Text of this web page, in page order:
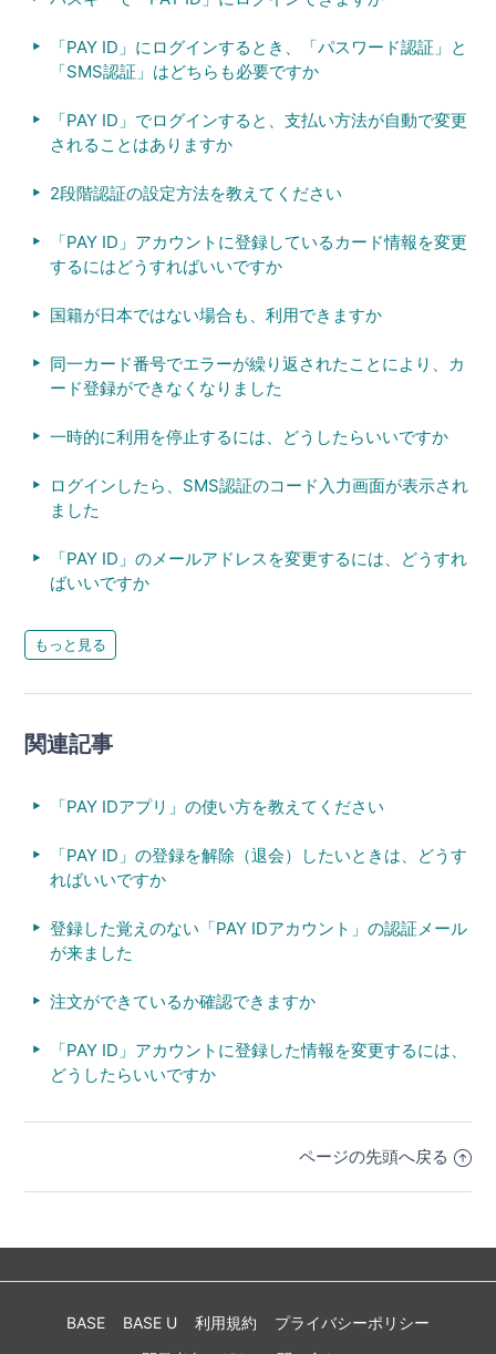
「PAY ID」にログインするとき、「パスワード認証」と
「SMS認証」はどちらも必要ですか
「PAY ID」でログインすると、支払い方法が自動で変更
されることはありますか
2段階認証の設定方法を教えてください
「PAY ID」アカウントに登録しているカード情報を変更
するにはどうすればいいですか
国籍が日本ではない場合も、利用できますか
同一カード番号でエラーが繰り返されたことにより、カ
ード登録ができなくなりました
一時的に利用を停止するには、どうしたらいいですか
ログインしたら、SMS認証のコード入力画面が表示され
ました
「PAY ID」のメールアドレスを変更するには、どうすれ
ばいいですか
もっと見る
関連記事
「PAY IDアプリ」の使い方を教えてください
「PAY ID」の登録を解除（退会）したいときは、どうす
ればいいですか
登録した覚えのない「PAY IDアカウント」の認証メール
が来ました
注文ができているか確認できますか
「PAY ID」アカウントに登録した情報を変更するには、
どうしたらいいですか
ページの先頭へ戻る
BASE BASE U 利用規約
プライバシーポリシー